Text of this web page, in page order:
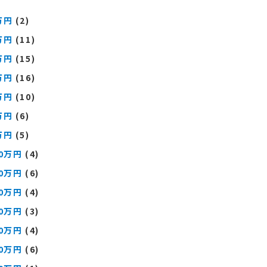
(2)
(11)
(15)
(16)
(10)
(6)
(5)
円 (4)
円 (6)
円 (4)
円 (3)
円 (4)
円 (6)